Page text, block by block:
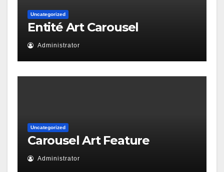
Uncategorized
Entité Art Carousel
Administrator
Uncategorized
Carousel Art Feature
Administrator